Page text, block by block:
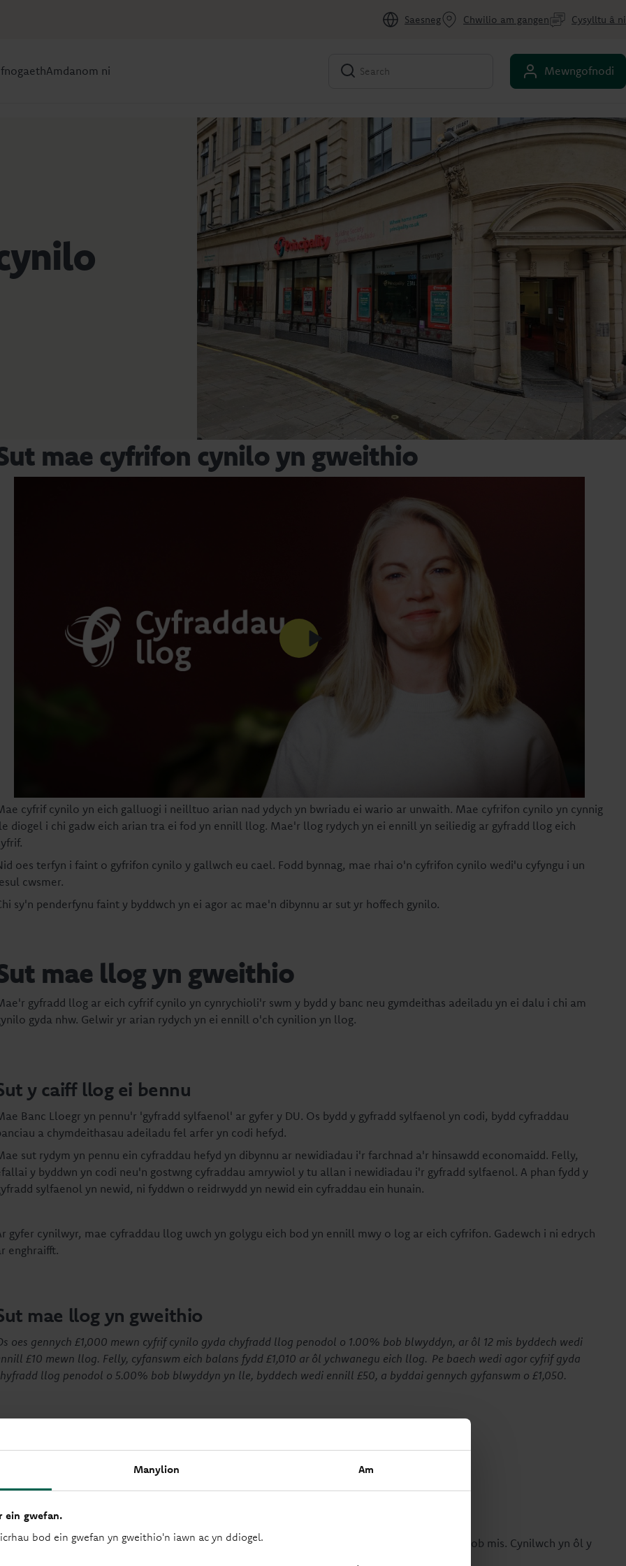
Manylion Am
ein gwefan.
bod ein gwefan yn gweithio'n iawn ac yn ddiogel.
Saesneg Chwilio am gangen Cysylltu â ni
Amdanom ni Mewngofnodi
mae cyfrifon cynilo yn gweithio
cyfrif cynilo yn eich galluogi i neilltuo arian nad ydych yn bwriadu ei wario ar unwaith. Mae cyfrifon cynilo yn cynnig
diogel i chi gadw eich arian tra ei fod yn ennill llog. Mae'r llog rydych yn ei ennill yn seiliedig ar gyfradd llog eich
oes terfyn i faint o gyfrifon cynilo y gallwch eu cael. Fodd bynnag, mae rhai o'n cyfrifon cynilo wedi'u cyfyngu i un
cwsmer.
sy'n penderfynu faint y byddwch yn ei agor ac mae'n dibynnu ar sut yr hoffech gynilo.
mae llog yn gweithio
gyfradd llog ar eich cyfrif cynilo yn cynrychioli'r swm y bydd y banc neu gymdeithas adeiladu yn ei dalu i chi am
gyda nhw. Gelwir yr arian rydych yn ei ennill o'ch cynilion yn llog.
y caiff llog ei bennu
Banc Lloegr yn pennu'r 'gyfradd sylfaenol' ar gyfer y DU. Os bydd y gyfradd sylfaenol yn codi, bydd cyfraddau
a chymdeithasau adeiladu fel arfer yn codi hefyd.
sut rydym yn pennu ein cyfraddau hefyd yn dibynnu ar newidiadau i'r farchnad a'r hinsawdd economaidd. Felly,
y byddwn yn codi neu'n gostwng cyfraddau amrywiol y tu allan i newidiadau i'r gyfradd sylfaenol. A phan fydd y
sylfaenol yn newid, ni fyddwn o reidrwydd yn newid ein cyfraddau ein hunain.
gyfer cynilwyr, mae cyfraddau llog uwch yn golygu eich bod yn ennill mwy o log ar eich cyfrifon. Gadewch i ni edrych
enghraifft.
mae llog yn gweithio
oes gennych £1,000 mewn cyfrif cynilo gyda chyfradd llog penodol o 1.00% bob blwyddyn, ar ôl 12 mis byddech wedi
£10 mewn llog. Felly, cyfanswm eich balans fydd £1,010 ar ôl ychwanegu eich llog. Pe baech wedi agor cyfrif gyda
llog penodol o 5.00% bob blwyddyn yn lle, byddech wedi ennill £50, a byddai gennych gyfanswm o £1,050.
cynilo rydym yn eu cynnig
cynilo rheolaidd
dylunio i'ch helpu i gynilo'n rheolaidd ac yn hyblyg. Nid oes yn rhaid i chi dalu i mewn bob mis. Cynilwch yn ôl y